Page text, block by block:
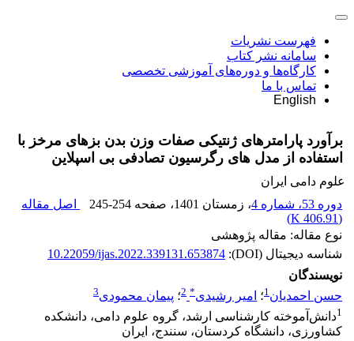
فهرست نشریات
سامانه نشر کتاب
کارگاه‌ها و دوره‌های آموزشی تخصصی
تماس با ما
English
برآورد پارامترهای ژنتیکی صفات وزن بدن بزهای مرخز با
استفاده از مدل های رگرسیون تصادفی ‏بی اسپلاین ‏
علوم دامی ایران
دوره 53، شماره 4
، زمستان 1401 ، صفحه 245-254
اصل مقاله
(
406.91 K
)
نوع مقاله: مقاله پژوهشی
شناسه دیجیتال (DOI):
10.22059/ijas.2022.339131.653874
نویسندگان
حسن احمدیان1؛ امیر رشیدی*
2؛ پیمان محمودی3
1دانش‌آموخته کارشناسی ارشد، گروه علوم دامی، دانشکده
کشاورزی، دانشگاه کردستان، ‏سنندج، ایران